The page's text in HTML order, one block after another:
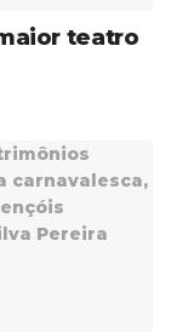
teatro